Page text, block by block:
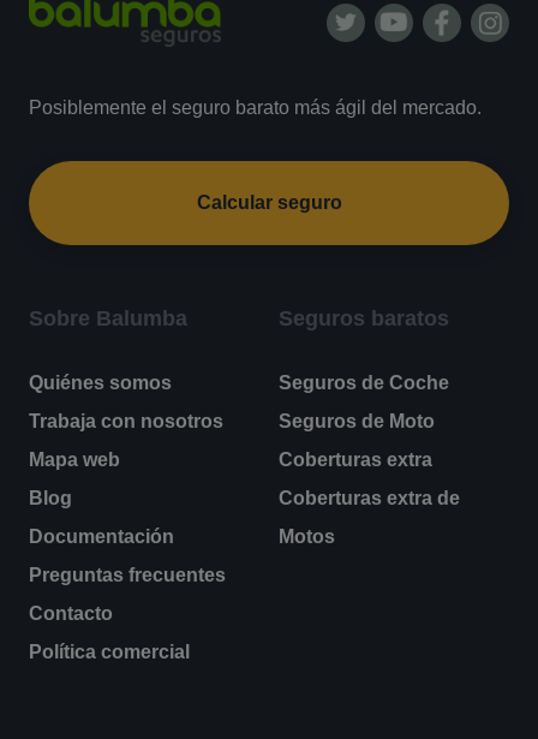
Posiblemente el seguro barato más ágil del mercado.
Calcular seguro
Sobre Balumba
Quiénes somos
Trabaja con nosotros
Mapa web
Blog
Documentación
Preguntas frecuentes
Contacto
Política comercial
Seguros baratos
Seguros de Coche
Seguros de Moto
Coberturas extra
Coberturas extra de
Motos